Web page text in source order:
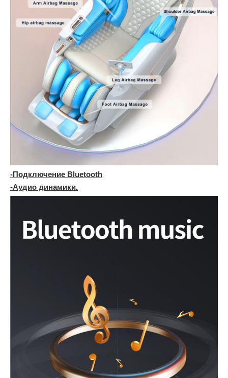
-Подключение Bluetooth
-Аудио динамики.